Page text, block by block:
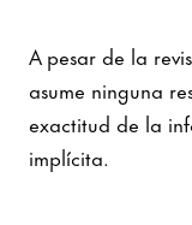
A pesar de la
asume ninguna
exactitud de la
implícita.